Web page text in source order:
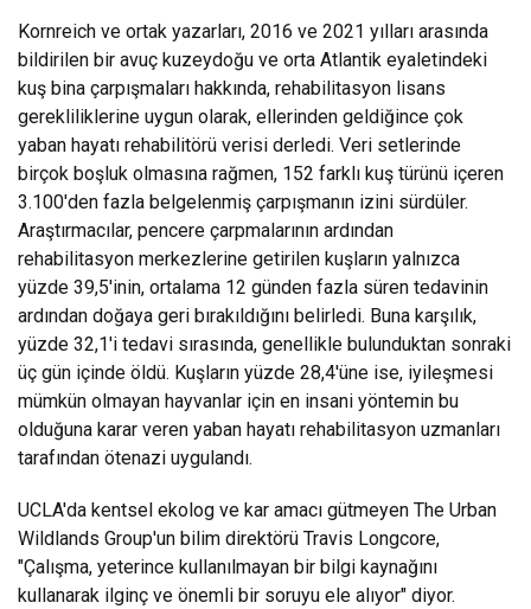
Kornreich ve ortak yazarları, 2016 ve 2021 yılları arasında
bildirilen bir avuç kuzeydoğu ve orta Atlantik eyaletindeki
kuş bina çarpışmaları hakkında, rehabilitasyon lisans
gerekliliklerine uygun olarak, ellerinden geldiğince çok
yaban hayatı rehabilitörü verisi derledi. Veri setlerinde
birçok boşluk olmasına rağmen, 152 farklı kuş türünü içeren
3.100'den fazla belgelenmiş çarpışmanın izini sürdüler.
Araştırmacılar, pencere çarpmalarının ardından
rehabilitasyon merkezlerine getirilen kuşların yalnızca
yüzde 39,5'inin, ortalama 12 günden fazla süren tedavinin
ardından doğaya geri bırakıldığını belirledi. Buna karşılık,
yüzde 32,1'i tedavi sırasında, genellikle bulunduktan sonraki
üç gün içinde öldü. Kuşların yüzde 28,4'üne ise, iyileşmesi
mümkün olmayan hayvanlar için en insani yöntemin bu
olduğuna karar veren yaban hayatı rehabilitasyon uzmanları
tarafından ötenazi uygulandı.
UCLA'da kentsel ekolog ve kar amacı gütmeyen The Urban
Wildlands Group'un bilim direktörü Travis Longcore,
"Çalışma, yeterince kullanılmayan bir bilgi kaynağını
kullanarak ilginç ve önemli bir soruyu ele alıyor" diyor.